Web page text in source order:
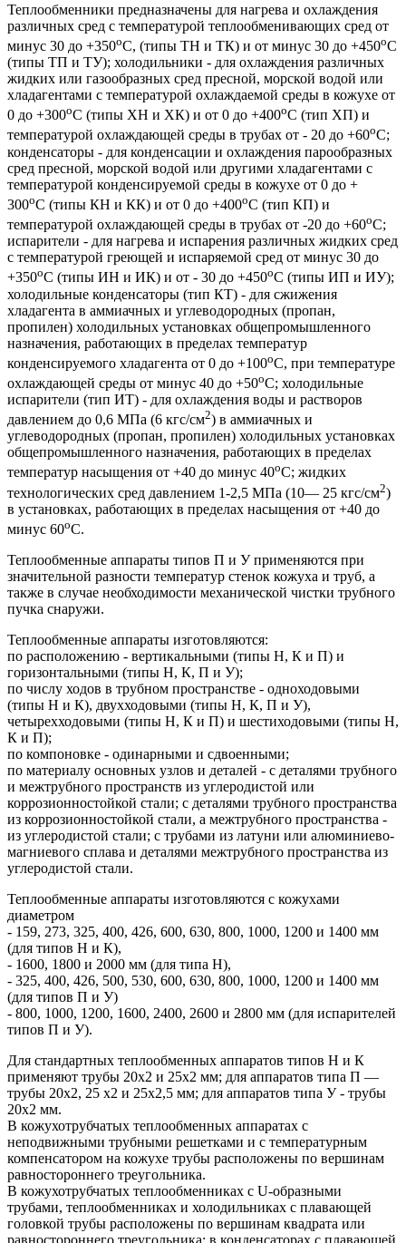
Теплообменники предназначены для нагрева и охлаждения
различных сред с температурой теплообменивающих сред от
минус 30 до +350oC, (типы ТН и ТК) и от минус 30 до +450oC
(типы ТП и ТУ); холодильники - для охлаждения различных
жидких или газообразных сред пресной, морской водой или
хладагентами с температурой охлаждаемой среды в кожухе от
0 до +300oC (типы ХН и ХК) и от 0 до +400oC (тип ХП) и
температурой охлаждающей среды в трубах от - 20 до +60oC;
конденсаторы - для конденсации и охлаждения парообразных
сред пресной, морской водой или другими хладагентами с
температурой конденсируемой среды в кожухе от 0 до +
300oC (типы КН и КК) и от 0 до +400oC (тип КП) и
температурой охлаждающей среды в трубах от -20 до +60oC;
испарители - для нагрева и испарения различных жидких сред
с температурой греющей и испаряемой сред от минус 30 до
+350oC (типы ИН и ИК) и от - 30 до +450oC (типы ИП и ИУ);
холодильные конденсаторы (тип КТ) - для сжижения
хладагента в аммиачных и углеводородных (пропан,
пропилен) холодильных установках общепромышленного
назначения, работающих в пределах температур
конденсируемого хладагента от 0 до +100oC, при температуре
охлаждающей среды от минус 40 до +50oC; холодильные
испарители (тип ИТ) - для охлаждения воды и растворов
давлением до 0,6 МПа (6 кгс/см2) в аммиачных и
углеводородных (пропан, пропилен) холодильных установках
общепромышленного назначения, работающих в пределах
температур насыщения от +40 до минус 40oC; жидких
технологических сред давлением 1-2,5 МПа (10— 25 кгс/см2)
в установках, работающих в пределах насыщения от +40 до
минус 60oC.
Теплообменные аппараты типов П и У применяются при
значительной разности температур стенок кожуха и труб, а
также в случае необходимости механической чистки трубного
пучка снаружи.
Теплообменные аппараты изготовляются:
по расположению - вертикальными (типы Н, К и П) и
горизонтальными (типы Н, К, П и У);
по числу ходов в трубном пространстве - одноходовыми
(типы Н и К), двухходовыми (типы Н, К, П и У),
четырехходовыми (типы Н, К и П) и шестиходовыми (типы Н,
К и П);
по компоновке - одинарными и сдвоенными;
по материалу основных узлов и деталей - с деталями трубного
и межтрубного пространств из углеродистой или
коррозионностойкой стали; с деталями трубного пространства
из коррозионностойкой стали, а межтрубного пространства -
из углеродистой стали; с трубами из латуни или алюминиево-
магниевого сплава и деталями межтрубного пространства из
углеродистой стали.
Теплообменные аппараты изготовляются с кожухами
диаметром
- 159, 273, 325, 400, 426, 600, 630, 800, 1000, 1200 и 1400 мм
(для типов Н и К),
- 1600, 1800 и 2000 мм (для типа Н),
- 325, 400, 426, 500, 530, 600, 630, 800, 1000, 1200 и 1400 мм
(для типов П и У)
- 800, 1000, 1200, 1600, 2400, 2600 и 2800 мм (для испарителей
типов П и У).
Для стандартных теплообменных аппаратов типов Н и К
применяют трубы 20х2 и 25х2 мм; для аппаратов типа П —
трубы 20х2, 25 х2 и 25х2,5 мм; для аппаратов типа У - трубы
20х2 мм.
В кожухотрубчатых теплообменных аппаратах с
неподвижными трубными решетками и с температурным
компенсатором на кожухе трубы расположены по вершинам
равностороннего треугольника.
В кожухотрубчатых теплообменниках с U-образными
трубами, теплообменниках и холодильниках с плавающей
головкой трубы расположены по вершинам квадрата или